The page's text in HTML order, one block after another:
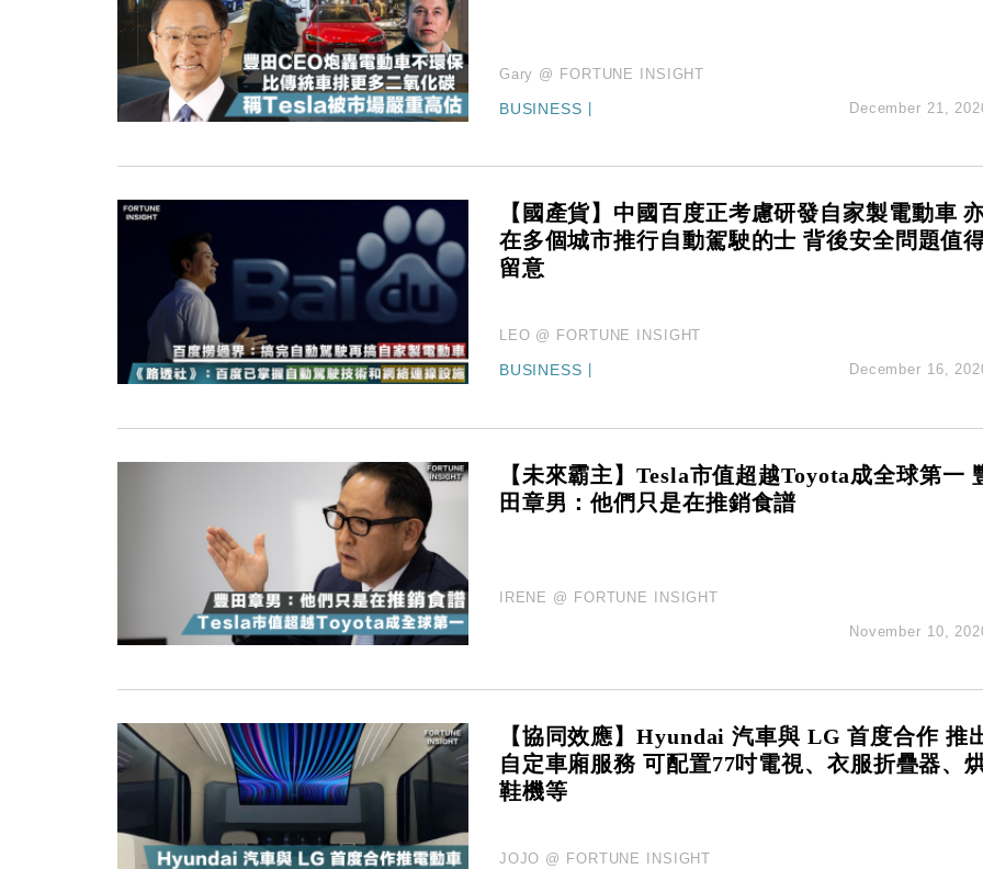
Gary @ FORTUNE INSIGHT
BUSINESS | December 21,
【國產貨】中國百度正考慮研發自家製電動車
在多個城市推行自動駕駛的士 背後安全問題值
留意
LEO @ FORTUNE INSIGHT
BUSINESS December 16,
【未來霸主】Tesla市值超越Toyota成全球第一
田章男：他們只是在推銷食譜
IRENE @ FORTUNE INSIGHT
November 10,
【協同效應】Hyundai 汽車與 LG 首度合作 推
自定車廂服務 可配置77吋電視、衣服折疊器、
鞋機等
JOJO @ FORTUNE INSIGHT